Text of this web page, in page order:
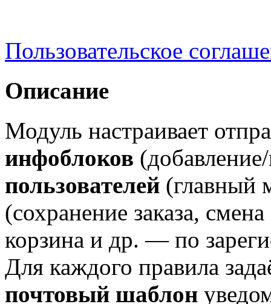
Пользовательское
Описание
Модуль настраивает
инфоблоков
пользователей (главный
(сохранение заказа,
корзина и др. — по
Для каждого правила
почтовый шаблон